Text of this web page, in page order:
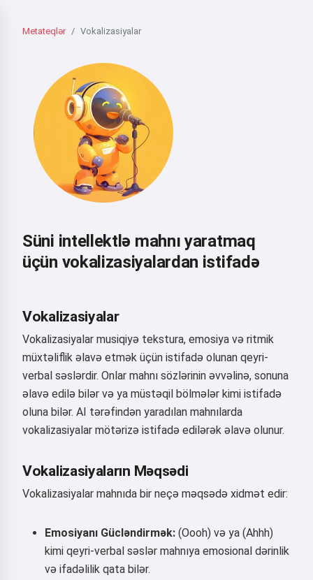
Metateqlər Vokalizasiyalar
Süni intellektlə mahnı yaratmaq
üçün vokalizasiyalardan istifadə
Vokalizasiyalar
Vokalizasiyalar musiqiyə tekstura, emosiya və ritmik
müxtəliflik əlavə etmək üçün istifadə olunan qeyri-
verbal səslərdir. Onlar mahnı sözlərinin əvvəlinə, sonuna
əlavə edilə bilər və ya müstəqil bölmələr kimi istifadə
oluna bilər. AI tərəfindən yaradılan mahnılarda
vokalizasiyalar mötərizə istifadə edilərək əlavə olunur.
Vokalizasiyaların Məqsədi
Vokalizasiyalar mahnıda bir neçə məqsədə xidmət edir:
Emosiyanı Gücləndirmək: (Oooh) və ya (Ahhh)
kimi qeyri-verbal səslər mahnıya emosional dərinlik
və ifadəlilik qata bilər.